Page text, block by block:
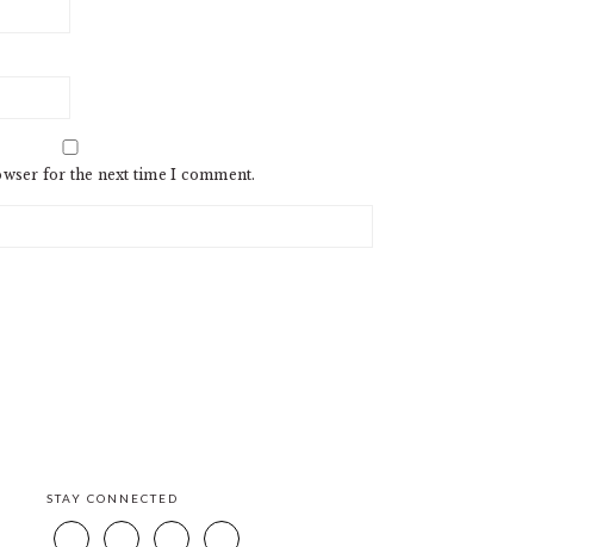
for the next time I comment.
STAY CONNECTED